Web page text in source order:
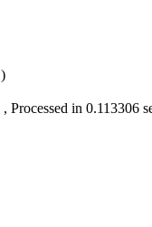
)
, Processed in 0.113306